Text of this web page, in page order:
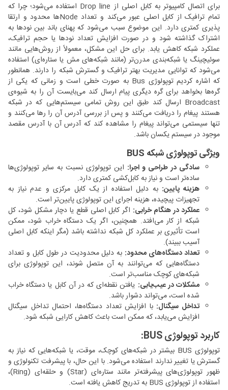
برای اتصال کامپیوتر به کابل اصلی از Drop line استفاده می‌شود؛ چرا که
تمام ترافیک از کابل اصلی عبور می‌کند و تعداد Nodeها محدود و ارتقا
پذیری کمتری دارد. این موضوع سبب می‌شود که پهنای باند بین نودها به
اشتراک گذاشته شود و در صورت افزایش تعداد نودها یا حجم ترافیک،
عملکرد شبکه کاهش یابد. برای حل این مشکل، معمولاً از روش‌هایی مانند
سوئیچینگ یا شبکه‌بندی مدرن‌تر (مانند شبکه‌های مش یا ستاره‌ای) استفاده
می‌شود که توانایی مدیریت بهتر ترافیک و گسترش شبکه را دارند. همانطور
که اشاره کردیم توپولوژی Bus به صورت خطی است و زمانی که یکی از
گره‌ها بخواهد برای گره دیگری پیام ارسال کند می‌بایست آن را به شیوه‌ی
Broadcast ارسال کند طبق این روش تمامی سیستم‌هایی که در شبکه
هستند پیغام را دریافت می‌کنند و پس از بررسی آدرس آن را رها می‌کنند و
تنها سیستمی می‌تواند پیغام را مشاهده کند که آدرس آن با آدرس مقصد
موجود در سیستم یکسان باشد.
ویژگی توپولوژی شبکه BUS
سادگی در طراحی و اجرا: این توپولوژی نسبت به سایر توپولوژی‌ها
ساده‌تر است و نیاز به کابل‌کشی کمتری دارد.
هزینه پایین: به دلیل استفاده از یک کابل مرکزی و عدم نیاز به
تجهیزات پیچیده، هزینه اجرای این توپولوژی پایین‌تر است.
عملکرد در هنگام خرابی: اگر کابل اصلی قطع یا دچار مشکل شود، کل
شبکه از کار می‌افتد. همچنین، اگر یک دستگاه خراب شود، ممکن
است تأثیری بر عملکرد کل شبکه نداشته باشد (مگر اینکه کابل اصلی
آسیب ببیند).
تعداد دستگاه‌های محدود: به دلیل محدودیت در طول کابل و تعداد
دستگاه‌هایی که می‌توانند به آن متصل شوند، این توپولوژی برای
شبکه‌های کوچک مناسب‌تر است.
مشکلات در عیب‌یابی: یافتن نقطه‌ای که در آن کابل یا دستگاه خراب
شده است، می‌تواند دشوار باشد.
تداخل سیگنال: با افزایش تعداد دستگاه‌ها، احتمال تداخل سیگنال
افزایش می‌یابد، که ممکن است باعث کاهش کارایی شبکه شود.
کاربرد توپولوژی BUS:
توپولوژی BUS بیشتر در شبکه‌های کوچک، موقت، یا شبکه‌هایی که نیاز به
گسترش یا تغییر ندارند استفاده می‌شود. با این حال، با پیشرفت تکنولوژی و
ظهور توپولوژی‌های پیشرفته‌تر مانند ستاره‌ای (Star) و حلقه‌ای (Ring)،
استفاده از توپولوژی BUS به تدریج کاهش یافته است.